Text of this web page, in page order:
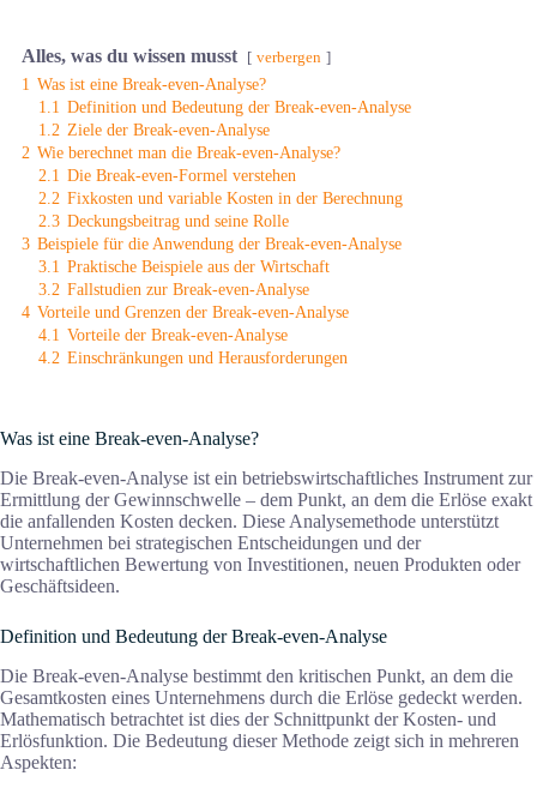
Alles, was du wissen musst verbergen
1 Was ist eine Break-even-Analyse?
1.1 Definition und Bedeutung der Break-even-Analyse
1.2 Ziele der Break-even-Analyse
2 Wie berechnet man die Break-even-Analyse?
2.1 Die Break-even-Formel verstehen
2.2 Fixkosten und variable Kosten in der Berechnung
2.3 Deckungsbeitrag und seine Rolle
3 Beispiele für die Anwendung der Break-even-Analyse
3.1 Praktische Beispiele aus der Wirtschaft
3.2 Fallstudien zur Break-even-Analyse
4 Vorteile und Grenzen der Break-even-Analyse
4.1 Vorteile der Break-even-Analyse
4.2 Einschränkungen und Herausforderungen
Was ist eine Break-even-Analyse?
Die Break-even-Analyse ist ein betriebswirtschaftliches Instrument zur
Ermittlung der Gewinnschwelle – dem Punkt, an dem die Erlöse exakt
die anfallenden Kosten decken. Diese Analysemethode unterstützt
Unternehmen bei strategischen Entscheidungen und der
wirtschaftlichen Bewertung von Investitionen, neuen Produkten oder
Geschäftsideen.
Definition und Bedeutung der Break-even-Analyse
Die Break-even-Analyse bestimmt den kritischen Punkt, an dem die
Gesamtkosten eines Unternehmens durch die Erlöse gedeckt werden.
Mathematisch betrachtet ist dies der Schnittpunkt der Kosten- und
Erlösfunktion. Die Bedeutung dieser Methode zeigt sich in mehreren
Aspekten: